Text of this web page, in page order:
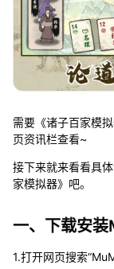
需要《诸子百家模
页资讯栏查看~
接下来就来看看具
家模拟器》吧。
一、下载安
1.打开网页搜索